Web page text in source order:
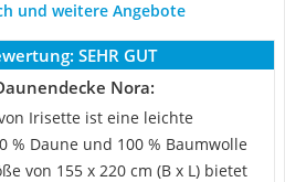
und weitere Angebote
SEHR GUT
Nora:
Irisette ist eine leichte
% Daune und 100 % Baumwolle
von 155 x 220 cm (B x L) bietet